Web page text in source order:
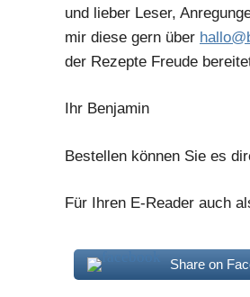
und lieber Leser,
mir diese gern über
der Rezepte Freude
Ihr Benjamin
Bestellen können Sie es
Für Ihren E-Reader auch
Share on